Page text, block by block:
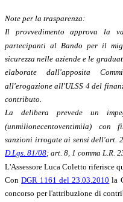
Note per la trasparenza:
Il provvedimento approva la
partecipanti al Bando per il
sicurezza nelle aziende e le
elaborate dall'apposita
all'erogazione all'ULSS 4 del
contributo.
La delibera prevede un
(unmilionecentoventimila) con
sanzioni irrogate ai sensi dell'art.
D.Lgs. 81/08; art. 8, 1 comma L.R.
L'Assessore Luca Coletto riferisce
ConDGR 1161 del 23.03.2010 la
concorso per l'attribuzione di